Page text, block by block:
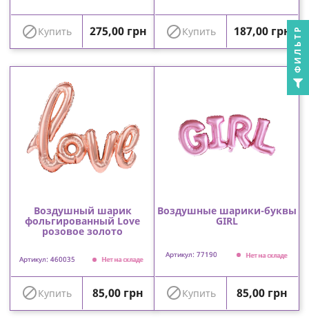
Купить Цена
275,00 грн Купить Цена
187,00 грн
Воздушный шарик
фольгированный Love
розовое золото
Артикул: 460035 Нет на складе
Купить Цена
85,00 грн
Воздушные шарики-буквы
GIRL
Артикул: 77190 Нет на складе
Купить Цена
85,00 грн
ФИЛЬТР